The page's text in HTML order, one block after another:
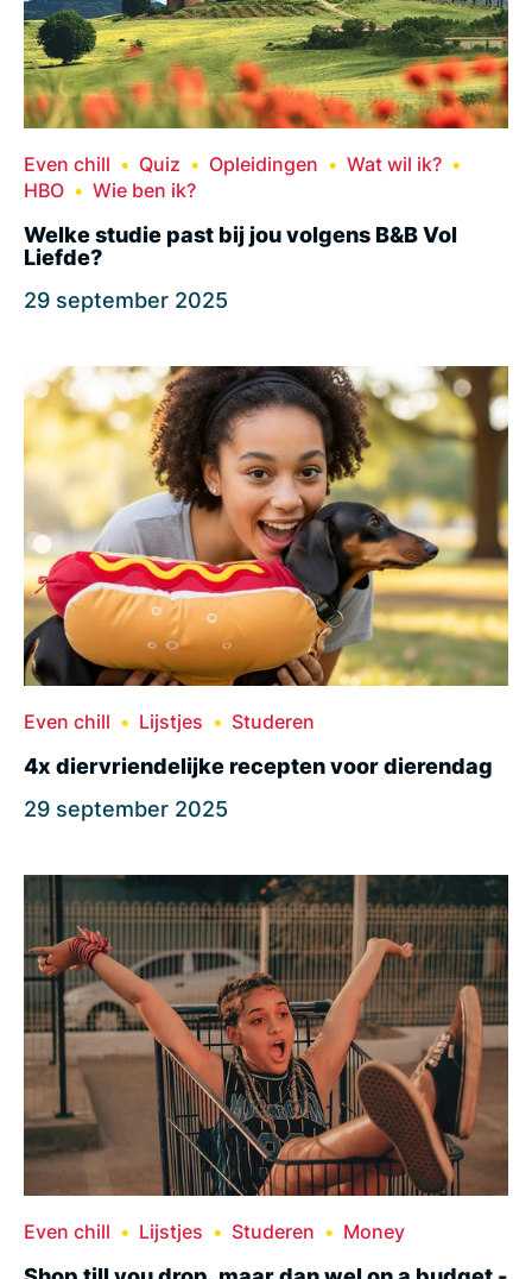
Even chill Quiz Opleidingen
Wat wil ik?
HBO
Wie ben ik?
Welke studie past bij jou volgens B&B Vol
Liefde?
29 september 2025
Even chill Lijstjes Studeren
4x diervriendelijke recepten voor dierendag
29 september 2025
Even chill Lijstjes Studeren Money